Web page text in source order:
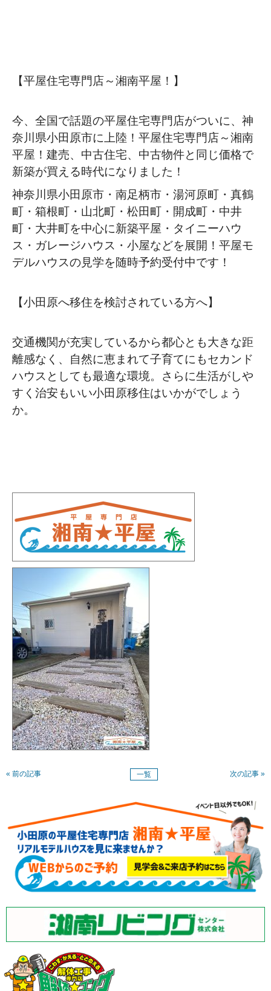
【平屋住宅専門店～湘南平屋！】
今、全国で話題の平屋住宅専門店がついに、神
奈川県小田原市に上陸！平屋住宅専門店～湘南
平屋！建売、中古住宅、中古物件と同じ価格で
新築が買える時代になりました！
神奈川県小田原市・南足柄市・湯河原町・真鶴
町・箱根町・山北町・松田町・開成町・中井
町・大井町を中心に新築平屋・タイニーハウ
ス・ガレージハウス・小屋などを展開！平屋モ
デルハウスの見学を随時予約受付中です！
【小田原へ移住を検討されている方へ】
交通機関が充実しているから都心とも大きな距
離感なく、自然に恵まれて子育てにもセカンド
ハウスとしても最適な環境。さらに生活がしや
すく治安もいい小田原移住はいかがでしょう
か。
« 前の記事 一覧 次の記事 »